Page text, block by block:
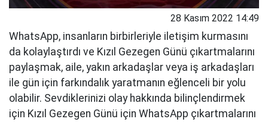
28 Kasım 2022 14:49
WhatsApp, insanların birbirleriyle iletişim kurmasını
da kolaylaştırdı ve Kızıl Gezegen Günü çıkartmalarını
paylaşmak, aile, yakın arkadaşlar veya iş arkadaşları
ile gün için farkındalık yaratmanın eğlenceli bir yolu
olabilir. Sevdiklerinizi olay hakkında bilinçlendirmek
için Kızıl Gezegen Günü için WhatsApp çıkartmalarını